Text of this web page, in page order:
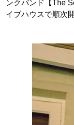
ンクバンド【The
イブハウスで順次